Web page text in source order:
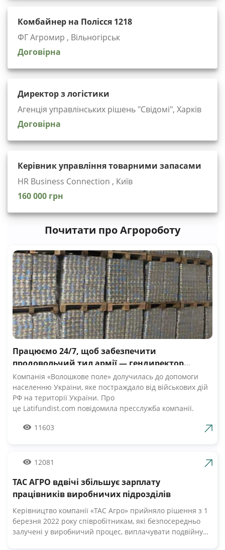
Комбайнер на Полісся 1218
ФГ Агромир , Вільногірськ
Договірна
Директор з логістики
Агенція управлінських рішень "Cвідомі", Харків
Договірна
Керівник управління товарними запасами
HR Business Connection , Київ
160 000 грн
Почитати про Агророботу
Працюємо 24/7, щоб забезпечити
продовольчий тил армії — гендиректор
компанії Волошкове поле
Компанія «Волошкове поле» долучилась до допомоги
населенню України, яке постраждало від військових дій
РФ на території України. Про
це Latifundist.com повідомила пресслужба компанії.
Вже шосту добу наші Збройні Сили героїчно стримують
армії», — зазначив Андрій Табалов, генеральний
Компанія «Волошкове поле» вже відправила понад 10 т
молока для забезпечення біженців та тероборони в
можливість безкоштовно отримати пастеризоване
молоко з бочки за адресами, вказаними на офіційній
сторінці компанії у Facebook. «Первомайський МКК»
11603
12081
ТАС АГРО вдвічі збільшує зарплату
працівників виробничих підрозділів
Керівництво компанії «ТАС Агро» прийняло рішення з 1
березня 2022 року співробітникам, які безпосередньо
залучені у виробничий процес, виплачувати подвійну